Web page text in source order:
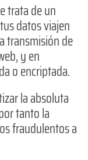
trata de un
datos viajen
transmisión de
y en
o encriptada.
la absoluta
tanto la
fraudulentos a